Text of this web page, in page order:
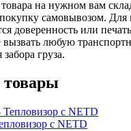
на нужном вам
самовывозом. Для
доверенность или
любую
груза.
с NETD